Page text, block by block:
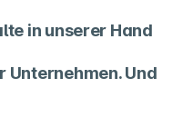
in unserer Hand
Unternehmen. Und